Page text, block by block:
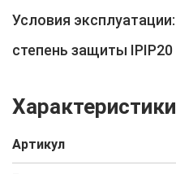
Условия эксплуатации:
степень защиты IPIP20
Характеристики
Артикул